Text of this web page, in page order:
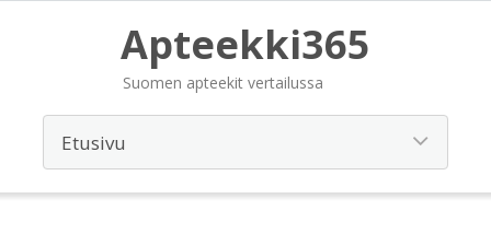
Apteekki365
Suomen apteekit vertailussa